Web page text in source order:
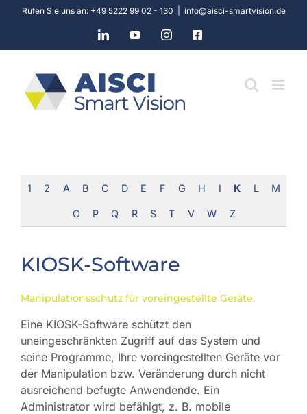
Rufen Sie uns an: +49 5222 99 02 - 130 info@aisci-smartvision.de
LinkedInYouTubeInstagramFacebook
1 2 A B C D E F G H I K L M
O P Q R S T V W Z
KIOSK-Software
Manipulationsschutz für voreingestellte Geräte.
Eine KIOSK-Software schützt den
uneingeschränkten Zugriff auf das System und
seine Programme, Ihre voreingestellten Geräte vor
der Manipulation bzw. Veränderung durch nicht
ausreichend befugte Anwendende. Ein
Administrator wird befähigt, z. B. mobile